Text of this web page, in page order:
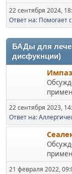
22 сентября 2024,
Ответ на: Помогает
БАДы для
дисфукнции)
22 сентября 2023,
Ответ на:
21 февраля 2022,